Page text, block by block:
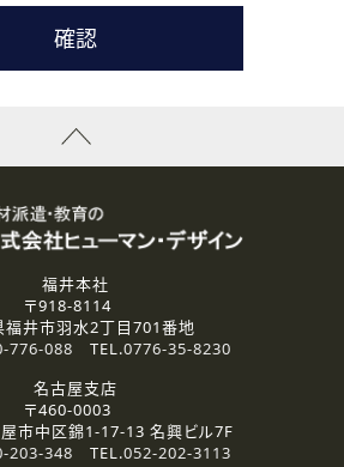
されている企業の皆様
回答するために利用いたします。
電話・Ｅメールのいずれかの方法とい
関するご連絡のために利用いたしま
の内容に回答するために利用いたし
電話・Ｅメールのいずれかの方法とい
供
報は、法令等の規定に従う場合を除き、
の委託
保護の評価基準を満たした委託先に、個
あります。
福井本社
〒918-8114
福井市羽水2丁目701番地
776-088 TEL.0776-35-8230
名古屋支店
〒460-0003
市中区錦1-17-13 名興ビル7F
203-348 TEL.052-202-3113